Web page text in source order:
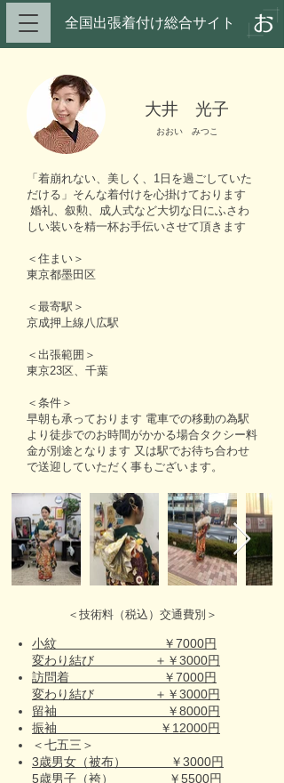
全国出張着付け総合サイト​
大井 光子
おおい みつこ
「着崩れない、美しく、1日を過ごしていた
だける」そんな着付けを心掛けております
婚礼、叙勲、成人式など大切な日にふさわ
しい装いを精一杯お手伝いさせて頂きます
＜住まい＞
東京都墨田区
＜最寄駅＞
京成押上線八広駅
＜出張範囲＞
東京23区、千葉
＜条件＞
早朝も承っております 電車での移動の為駅
より徒歩でのお時間がかかる場合タクシー料
金が別途となります 又は駅でお待ち合わせ
で送迎していただく事もございます。
＜技術料（税込）交通費別＞
小紋 ￥7000円
変わり結び ＋￥3000円
訪問着 ￥7000円
変わり結び ＋￥3000円
留袖 ￥8000円
振袖 ￥12000円
＜七五三＞
3歳男女（被布） ￥3000円
5歳男子（袴） ￥5500円